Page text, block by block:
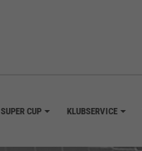
SUPER CUP KLUBSERVICE